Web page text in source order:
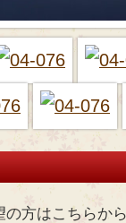
方はこちらから